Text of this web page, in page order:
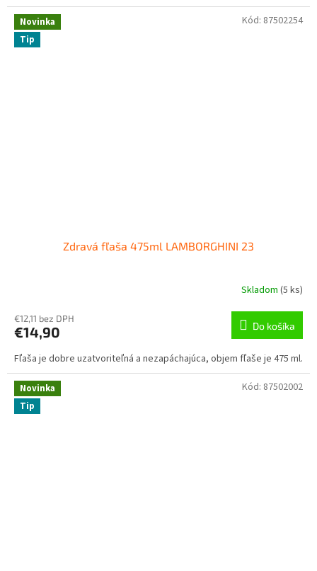
Novinka
Tip
Zdravá fľaša 475ml LAMBORGHINI 23
Skladom (5 ks)
€12,11 bez DPH
€14,90 Do košíka
Fľaša je dobre uzatvoriteľná a nezapáchajúca, objem fľaše je 475 ml.
Kód: 87502254
Novinka
Tip
Kód: 87502002